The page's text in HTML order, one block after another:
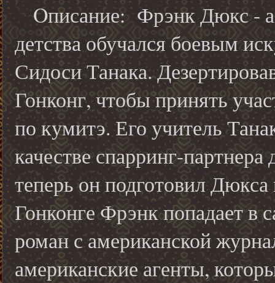
Oписание: Фрэнк Дюкс -
детства обучался боевым
Сидоси Танака.
Гонконг, чтобы принять
по кумитэ. Его учитель
качестве спарринг-
теперь он подготовил
Гонконге Фрэнк попадает в
роман с американской
американские агенты,